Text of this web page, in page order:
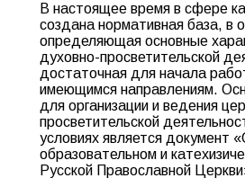
В настоящее время в сфере
создана нормативная база, в
определяющая основные
духовно-просветительской
достаточная для начала
имеющимся направлениям.
для организации и ведения
просветительской
условиях является документ
образовательном и
Русской Православной